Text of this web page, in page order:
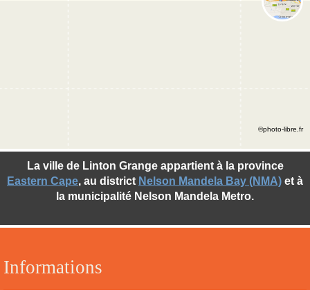
Informations
La ville de Linton Grange appartient à la province
Eastern Cape, au district Nelson Mandela Bay (NMA) et à
la municipalité Nelson Mandela Metro.
©photo-libre.fr